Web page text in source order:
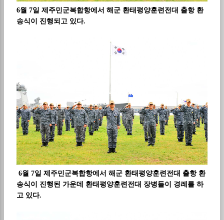
6월 7일 제주민군복합항에서 해군 환태평양훈련전대 출항 환
송식이 진행되고 있다.
6월 7일 제주민군복합항에서 해군 환태평양훈련전대 출항 환
송식이 진행된 가운데 환태평양훈련전대 장병들이 경례를 하
고 있다.